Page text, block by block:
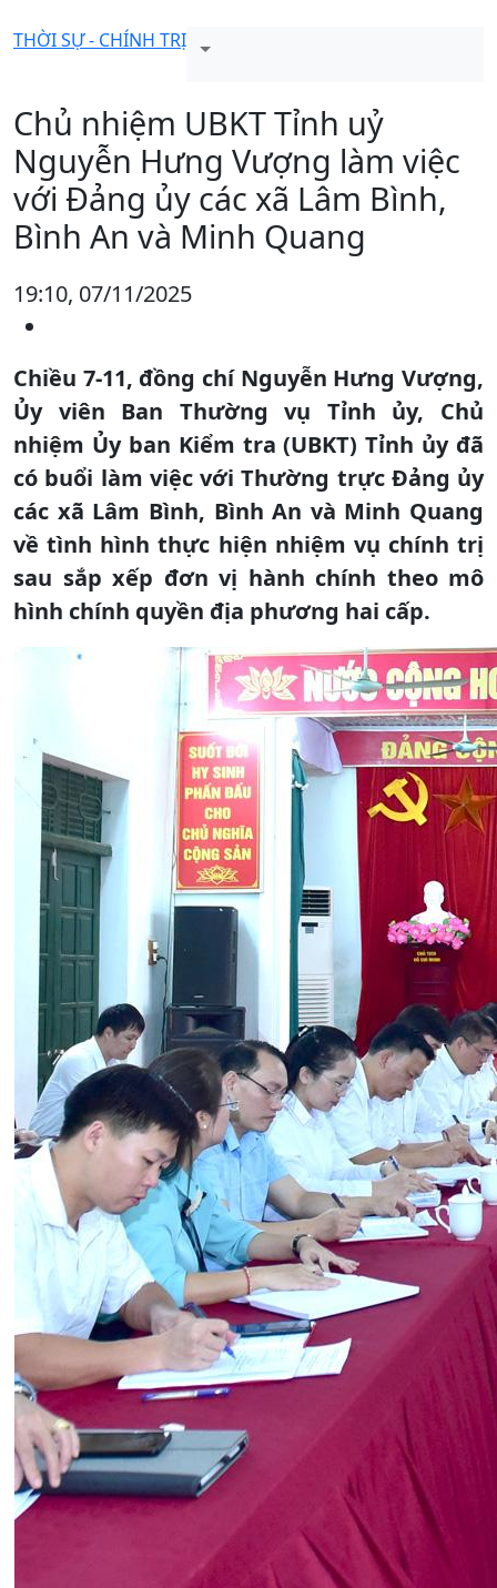
THỜI SỰ - CHÍNH TRỊ
Chủ nhiệm UBKT Tỉnh uỷ
Nguyễn Hưng Vượng làm việc
với Đảng ủy các xã Lâm Bình,
Bình An và Minh Quang
19:10, 07/11/2025
Chiều 7-11, đồng chí Nguyễn Hưng Vượng,
Ủy viên Ban Thường vụ Tỉnh ủy, Chủ
nhiệm Ủy ban Kiểm tra (UBKT) Tỉnh ủy đã
có buổi làm việc với Thường trực Đảng ủy
các xã Lâm Bình, Bình An và Minh Quang
về tình hình thực hiện nhiệm vụ chính trị
sau sắp xếp đơn vị hành chính theo mô
hình chính quyền địa phương hai cấp.